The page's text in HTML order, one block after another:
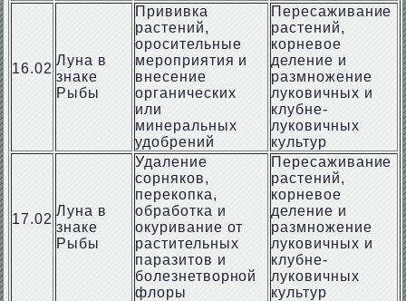
16.02
Луна в
знаке
Рыбы
Прививка
растений,
оросительные
мероприятия и
внесение
органических
или
минеральных
удобрений
Пересаживание
растений,
корневое
деление и
размножение
луковичных и
клубне-
луковичных
культур
17.02
Луна в
знаке
Рыбы
Удаление
сорняков,
перекопка,
обработка и
окуривание от
растительных
паразитов и
болезнетворной
флоры
Пересаживание
растений,
корневое
деление и
размножение
луковичных и
клубне-
луковичных
культур